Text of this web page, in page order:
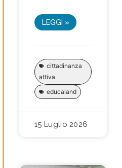
LEGGI »
cittadinanza
attiva
educaland
15 Luglio 2026